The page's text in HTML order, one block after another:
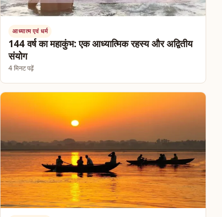
आध्यात्म एवं धर्म
144 वर्ष का महाकुंभ: एक आध्यात्मिक रहस्य और अद्वितीय
संयोग
4 मिनट पढ़ें